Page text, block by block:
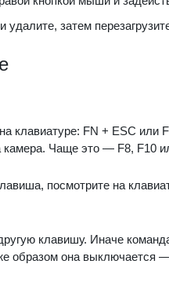
затем
клавиатуре: FN + ESC или
камера. Чаще это — F8, F10
посмотрите на
клавишу. Иначе
образом она выключается